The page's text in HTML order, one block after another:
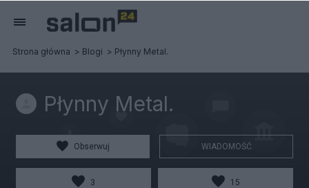
Strona główna Blogi Płynny Metal.
Płynny Metal.
Obserwuj WIADOMOŚĆ
3
15